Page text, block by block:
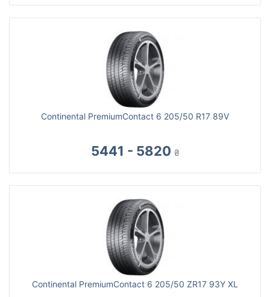
Continental PremiumContact 6 205/50 R17 89V
5441 - 5820 ₴
Continental PremiumContact 6 205/50 ZR17 93Y XL